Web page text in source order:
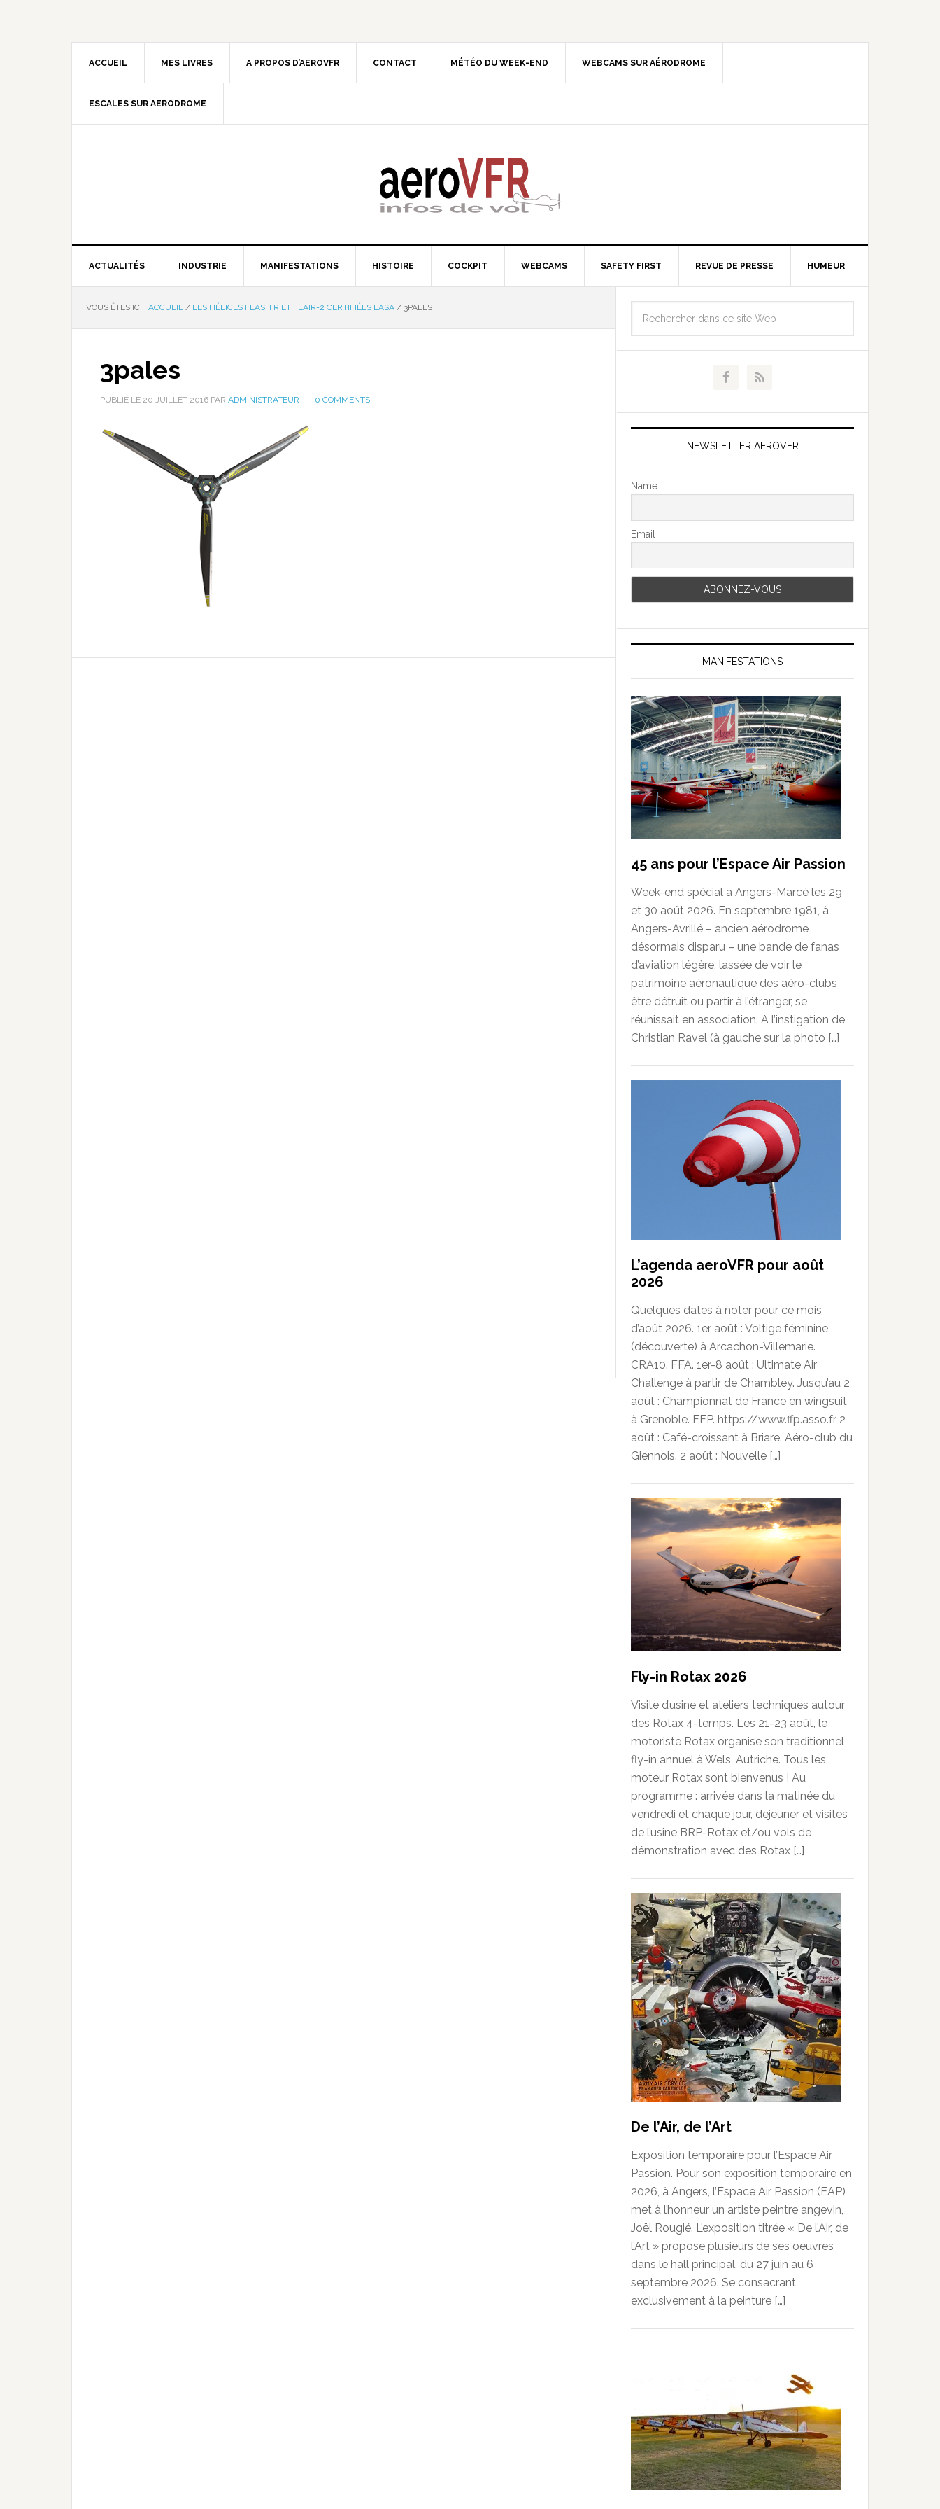
ACCUEIL MES LIVRES A PROPOS D’AEROVFR CONTACT MÉTÉO DU WEEK-END WEBCAMS SUR AÉRODROME
ESCALES SUR AERODROME
ACTUALITÉS INDUSTRIE MANIFESTATIONS HISTOIRE COCKPIT WEBCAMS SAFETY FIRST REVUE DE PRESSE HUMEUR
VOUS ÊTES ICI : ACCUEIL / LES HÉLICES FLASH R ET FLAIR-2 CERTIFIÉES EASA / 3PALES
3pales
PUBLIÉ LE 20 JUILLET 2016 PAR ADMINISTRATEUR 0 COMMENTS
NEWSLETTER AEROVFR
Name
Email
MANIFESTATIONS
45 ans pour l’Espace Air Passion
Week-end spécial à Angers-Marcé les 29
et 30 août 2026. En septembre 1981, à
Angers-Avrillé – ancien aérodrome
désormais disparu – une bande de fanas
d’aviation légère, lassée de voir le
patrimoine aéronautique des aéro-clubs
être détruit ou partir à l’étranger, se
réunissait en association. A l’instigation de
Christian Ravel (à gauche sur la photo […]
L’agenda aeroVFR pour août
2026
Quelques dates à noter pour ce mois
d’août 2026. 1er août : Voltige féminine
(découverte) à Arcachon-Villemarie.
CRA10. FFA. 1er-8 août : Ultimate Air
Challenge à partir de Chambley. Jusqu’au 2
août : Championnat de France en wingsuit
à Grenoble. FFP. https://www.ffp.asso.fr 2
août : Café-croissant à Briare. Aéro-club du
Giennois. 2 août : Nouvelle […]
Fly-in Rotax 2026
Visite d’usine et ateliers techniques autour
des Rotax 4-temps. Les 21-23 août, le
motoriste Rotax organise son traditionnel
fly-in annuel à Wels, Autriche. Tous les
moteur Rotax sont bienvenus ! Au
programme : arrivée dans la matinée du
vendredi et chaque jour, dejeuner et visites
de l’usine BRP-Rotax et/ou vols de
démonstration avec des Rotax […]
De l’Air, de l’Art
Exposition temporaire pour l’Espace Air
Passion. Pour son exposition temporaire en
2026, à Angers, l’Espace Air Passion (EAP)
met à l’honneur un artiste peintre angevin,
Joël Rougié. L’exposition titrée « De l’Air, de
l’Art » propose plusieurs de ses oeuvres
dans le hall principal, du 27 juin au 6
septembre 2026. Se consacrant
exclusivement à la peinture […]